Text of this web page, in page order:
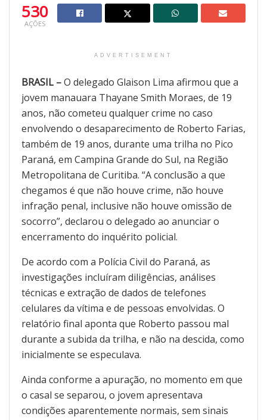
530
AÇÕES
ADVERTISEMENT
BRASIL –O delegado Glaison Lima afirmou que a
jovem manauara Thayane Smith Moraes, de 19
anos, não cometeu qualquer crime no caso
envolvendo o desaparecimento de Roberto Farias,
também de 19 anos, durante uma trilha no Pico
Paraná, em Campina Grande do Sul, na Região
Metropolitana de Curitiba. “A conclusão a que
chegamos é que não houve crime, não houve
infração penal, inclusive não houve omissão de
socorro”, declarou o delegado ao anunciar o
encerramento do inquérito policial.
De acordo com a Polícia Civil do Paraná, as
investigações incluíram diligências, análises
técnicas e extração de dados de telefones
celulares da vítima e de pessoas envolvidas. O
relatório final aponta que Roberto passou mal
durante a subida da trilha, e não na descida, como
inicialmente se especulava.
Ainda conforme a apuração, no momento em que
o casal se separou, o jovem apresentava
condições aparentemente normais, sem sinais